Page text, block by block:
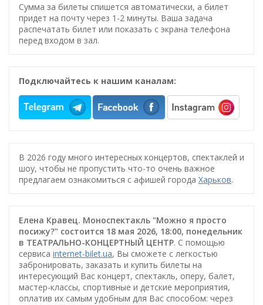
Сумма за билеты спишется автоматически, а билет
придет на почту через 1-2 минуты. Ваша задача
распечатать билет или показать с экрана телефона
перед входом в зал.
Подключайтесь к нашим каналам:
В 2026 году много интересных концертов, спектаклей и
шоу, чтобы не пропустить что-то очень важное
предлагаем ознакомиться с афишей города Харьков.
Елена Кравец. Моноспектакль "Можно я просто
посижу?" состоится 18 мая 2026, 18:00, понедельник
в ТЕАТРАЛЬНО-КОНЦЕРТНЫЙ ЦЕНТР. С помощью
сервиса internet-bilet.ua, Вы сможете с легкостью
забронировать, заказать и купить билеты на
интересующий Вас концерт, спектакль, оперу, балет,
мастер-классы, спортивные и детские мероприятия,
оплатив их самым удобным для Вас способом: через